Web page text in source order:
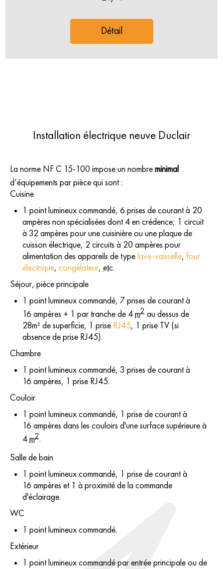
Détail
Installation électrique neuve Duclair
La norme NF C 15-100 impose un nombre minimal
d’équipements par pièce qui sont :
Cuisine
1 point lumineux commandé, 6 prises de courant à 20
ampères non spécialisées dont 4 en crédence; 1 circuit
à 32 ampères pour une cuisinière ou une plaque de
cuisson électrique, 2 circuits à 20 ampères pour
alimentation des appareils de type lave-vaisselle, four
électrique, congélateur, etc.
Séjour, pièce principale
1 point lumineux commandé, 7 prises de courant à
16 ampères + 1 par tranche de 4 m2 au dessus de
28m² de superficie, 1 prise RJ45, 1 prise TV (si
absence de prise RJ45).
Chambre
1 point lumineux commandé, 3 prises de courant à
16 ampères, 1 prise RJ45.
Couloir
1 point lumineux commandé, 1 prise de courant à
16 ampères dans les couloirs d'une surface supérieure à
4 m2.
Salle de bain
1 point lumineux commandé, 1 prise de courant à
16 ampères et 1 à proximité de la commande
d'éclairage.
WC
1 point lumineux commandé.
Extérieur
1 point lumineux commandé par entrée principale ou de